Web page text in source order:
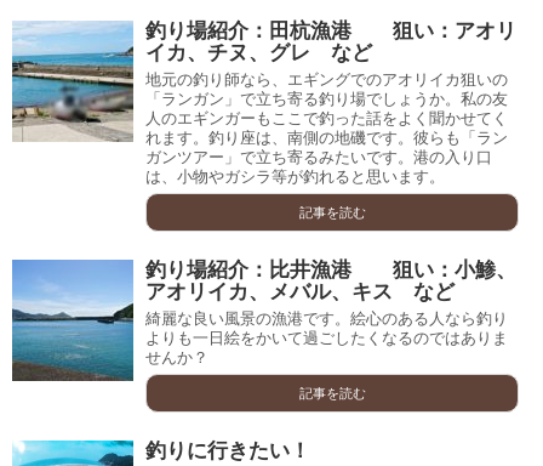
釣り場紹介：田杭漁港 狙い：アオリ
イカ、チヌ、グレ など
地元の釣り師なら、エギングでのアオリイカ狙いの
「ランガン」で立ち寄る釣り場でしょうか。私の友
人のエギンガーもここで釣った話をよく聞かせてく
れます。釣り座は、南側の地磯です。彼らも「ラン
ガンツアー」で立ち寄るみたいです。港の入り口
は、小物やガシラ等が釣れると思います。
記事を読む
釣り場紹介：比井漁港 狙い：小鯵、
アオリイカ、メバル、キス など
綺麗な良い風景の漁港です。絵心のある人なら釣り
よりも一日絵をかいて過ごしたくなるのではありま
せんか？
記事を読む
釣りに行きたい！